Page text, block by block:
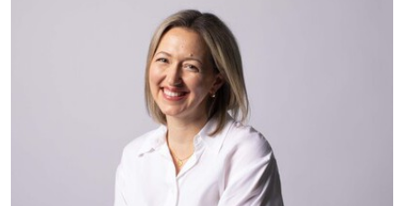
Compétences essentielles
La formation
Le processus de certification
Choisir son coach mentor
Devenez membre ICF Mondial
Adhérez à ICF Québec
Les avantages ICF et ICF Québec
Adhérez à un comité
La supervision de coachs